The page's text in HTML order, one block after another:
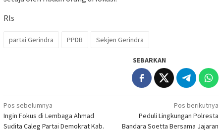
Rls
partai Gerindra PPDB Sekjen Gerindra
SEBARKAN
Navigasi
pos
Pos sebelumnya
Ingin Fokus di Lembaga Ahmad
Sudita Caleg Partai Demokrat Kab.
Pos berikutnya
Peduli Lingkungan Polresta
Bandara Soetta Bersama Jajaran